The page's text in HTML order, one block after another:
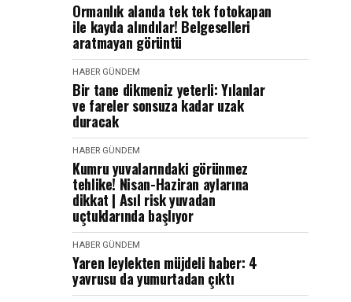
Ormanlık alanda tek tek fotokapan
ile kayda alındılar! Belgeselleri
aratmayan görüntü
HABER GÜNDEM
Bir tane dikmeniz yeterli: Yılanlar
ve fareler sonsuza kadar uzak
duracak
HABER GÜNDEM
Kumru yuvalarındaki görünmez
tehlike! Nisan-Haziran aylarına
dikkat | Asıl risk yuvadan
uçtuklarında başlıyor
HABER GÜNDEM
Yaren leylekten müjdeli haber: 4
yavrusu da yumurtadan çıktı